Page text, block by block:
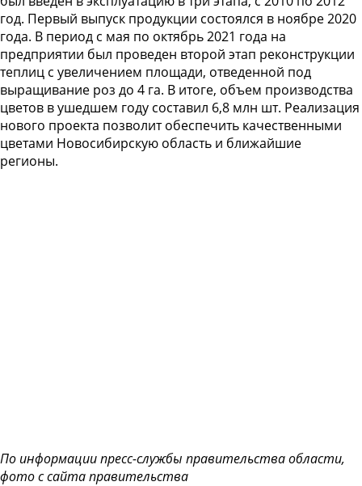
год. Первый выпуск продукции состоялся в ноябре 2020
года. В период с мая по октябрь 2021 года на
предприятии был проведен второй этап реконструкции
теплиц с увеличением площади, отведенной под
выращивание роз до 4 га. В итоге, объем производства
цветов в ушедшем году составил 6,8 млн шт. Реализация
нового проекта позволит обеспечить качественными
цветами Новосибирскую область и ближайшие
регионы.
По информации пресс-службы правительства области,
фото с сайта правительства